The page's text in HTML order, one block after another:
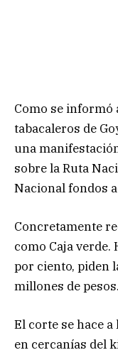
Como se informó
tabacaleros de
una
sobre la Ruta
Nacional fondos
Concretamente
como Caja verde.
por ciento, piden
millones de pesos.
El corte se hace
en cercanías del